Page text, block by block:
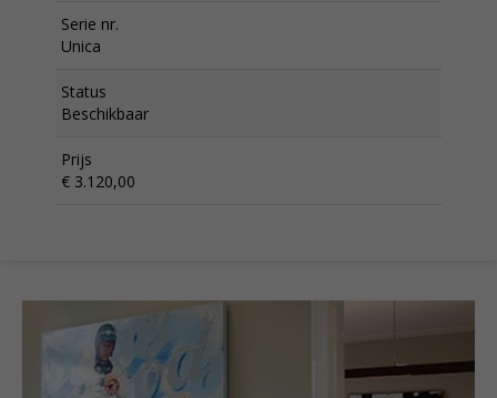
Serie nr.
Unica
Status
Beschikbaar
Prijs
€ 3.120,00